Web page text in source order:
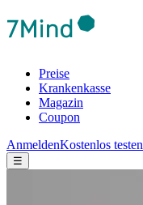
Preise
Krankenkasse
Magazin
Coupon
AnmeldenKostenlos testen
☰